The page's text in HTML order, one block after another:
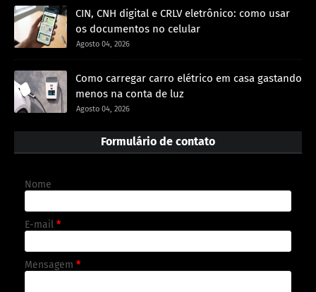
CIN, CNH digital e CRLV eletrônico: como usar
os documentos no celular
Agosto 04, 2026
Como carregar carro elétrico em casa gastando
menos na conta de luz
Agosto 04, 2026
Formulário de contato
Nome
E-mail *
Mensagem *